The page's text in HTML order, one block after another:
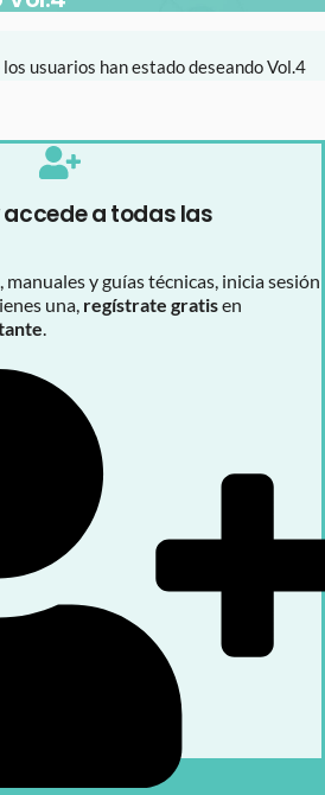
usuarios han estado deseando Vol.4
a todas las
y guías técnicas, inicia sesión
una, regístrate gratisen
.